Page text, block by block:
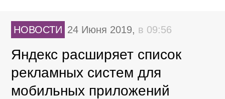
НОВОСТИ 24 Июня 2019, в 09:56
Яндекс расширяет список
рекламных систем для
мобильных приложений